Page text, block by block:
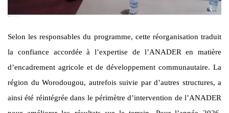
Selon les responsables du programme, cette réorganisation traduit
la confiance accordée à l’expertise de l’ANADER en matière
d’encadrement agricole et de développement communautaire. La
région du Worodougou, autrefois suivie par d’autres structures, a
ainsi été réintégrée dans le périmètre d’intervention de l’ANADER